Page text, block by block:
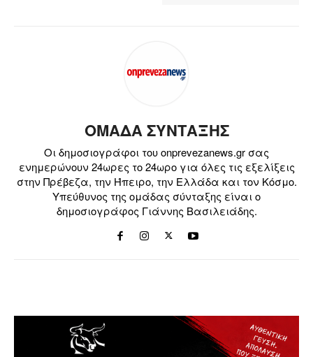
ΟΜΑΔΑ ΣΥΝΤΑΞΗΣ
Οι δημοσιογράφοι του onprevezanews.gr σας
ενημερώνουν 24ωρες το 24ωρο για όλες τις εξελίξεις
στην Πρέβεζα, την Ήπειρο, την Ελλάδα και τον Κόσμο.
Υπεύθυνος της ομάδας σύνταξης είναι ο
δημοσιογράφος Γιάννης Βασιλειάδης.